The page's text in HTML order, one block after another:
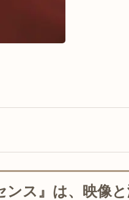
ス』は、映像